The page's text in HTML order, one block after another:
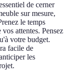
de cerner
sur mesure,
le temps
attentes. Pensez
votre budget.
facile de
les